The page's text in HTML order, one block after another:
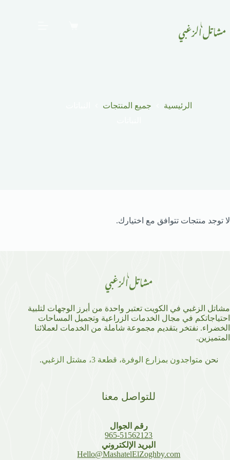
الرئيسية جميع المنتجات
لا توجد منتجات تتوافق مع اختيارك.
مشاتل الزغبي في الكويت تعتبر واحدة من أبرز الوجهات لتلبية
احتياجاتكم في مجال الخدمات الزراعية وتجميل المساحات
الخضراء. نفتخر بتقديم مجموعة شاملة من الخدمات لعملائنا
المتميزين.
نحن متواجدون بمزارع الوفرة، قطعة 3، مشتل الزغبي .
للتواصل معنا
رقم الجوال
965-51562123
البريد الإلكتروني
Hello@MashatelElZoghby.com